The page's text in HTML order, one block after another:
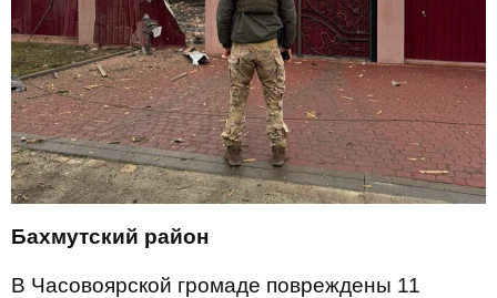
Бахмутский район
В Часовоярской громаде повреждены 11